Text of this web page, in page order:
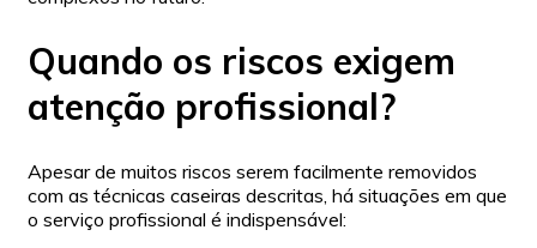
Quando os riscos exigem
atenção profissional?
Apesar de muitos riscos serem facilmente removidos
com as técnicas caseiras descritas, há situações em que
o serviço profissional é indispensável: